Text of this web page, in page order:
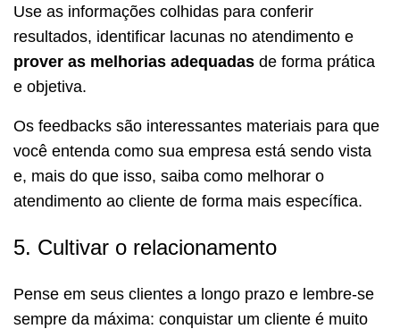
Use as informações colhidas para conferir
resultados, identificar lacunas no atendimento e
prover as melhorias adequadas de forma prática
e objetiva.
Os feedbacks são interessantes materiais para que
você entenda como sua empresa está sendo vista
e, mais do que isso, saiba como melhorar o
atendimento ao cliente de forma mais específica.
5. Cultivar o relacionamento
Pense em seus clientes a longo prazo e lembre-se
sempre da máxima: conquistar um cliente é muito